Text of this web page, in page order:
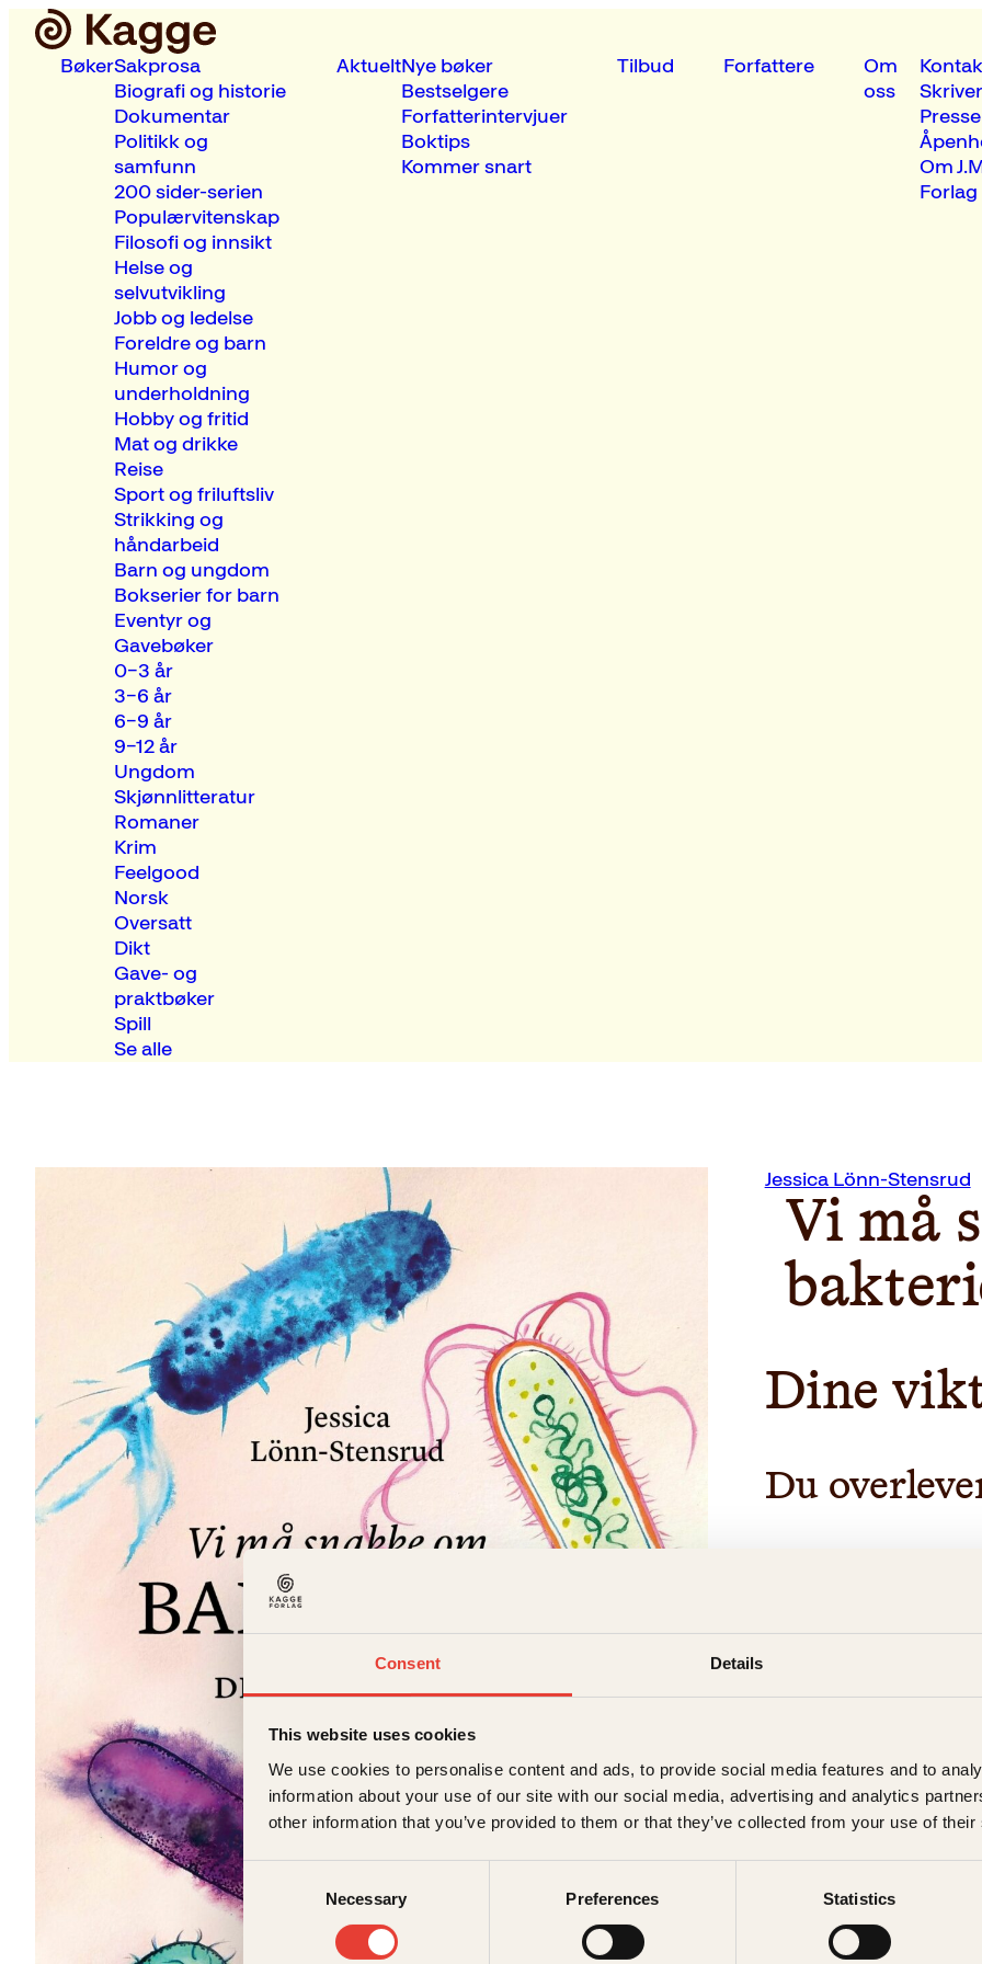
Consent Details
This website uses cookies
We use cookies to personalise content and ads, to provide social media features and to
information about your use of our site with our social media, advertising and analytics
other information that you’ve provided to them or that they’ve collected from your use of
Consent
Selection
Necessary Preferences Statistics
BøkerSakprosa
Biografi og historie
Dokumentar
Politikk og
samfunn
200 sider-serien
Populærvitenskap
Filosofi og innsikt
Helse og
selvutvikling
Jobb og ledelse
Foreldre og barn
Humor og
underholdning
Hobby og fritid
Mat og drikke
Reise
Sport og friluftsliv
Strikking og
håndarbeid
Barn og ungdom
Bokserier for barn
Eventyr og
Gavebøker
0–3 år
3–6 år
6–9 år
9–12 år
Ungdom
Skjønnlitteratur
Romaner
Krim
Feelgood
Norsk
Oversatt
Dikt
Gave- og
praktbøker
Spill
Se alle
AktueltNye bøker
Bestselgere
Forfatterintervjuer
Boktips
Kommer snart
Tilbud Forfattere
Om
oss
Presse
Om
Forlag
Jessica Lönn-Stensrud
Vi må
Dine
Du
som lever på oss og i
→ Les hele beskrivelsen
Format:
Innbundet
349kr